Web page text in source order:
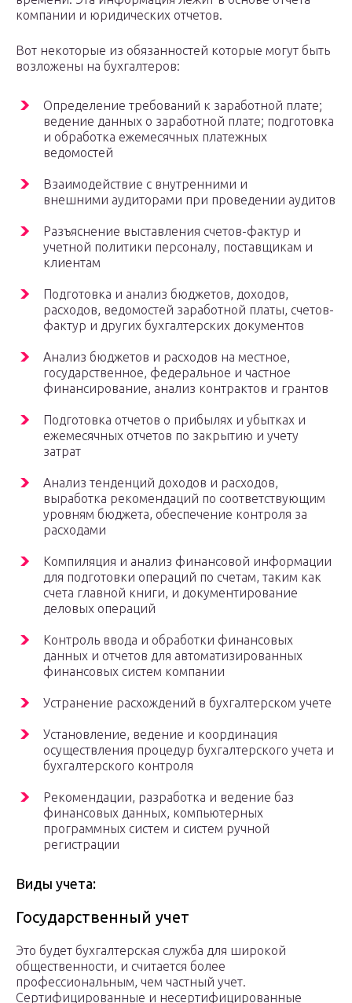
компании и юридических отчетов.
Вот некоторые из обязанностей которые могут быть
возложены на бухгалтеров:
Определение требований к заработной плате;
ведение данных о заработной плате; подготовка
и обработка ежемесячных платежных
ведомостей
Взаимодействие с внутренними и
внешними аудиторами при проведении аудитов
Разъяснение выставления счетов-фактур и
учетной политики персоналу, поставщикам и
клиентам
Подготовка и анализ бюджетов, доходов,
расходов, ведомостей заработной платы, счетов-
фактур и других бухгалтерских документов
Анализ бюджетов и расходов на местное,
государственное, федеральное и частное
финансирование, анализ контрактов и грантов
Подготовка отчетов о прибылях и убытках и
ежемесячных отчетов по закрытию и учету
затрат
Анализ тенденций доходов и расходов,
выработка рекомендаций по соответствующим
уровням бюджета, обеспечение контроля за
расходами
Компиляция и анализ финансовой информации
для подготовки операций по счетам, таким как
счета главной книги, и документирование
деловых операций
Контроль ввода и обработки финансовых
данных и отчетов для автоматизированных
финансовых систем компании
Устранение расхождений в бухгалтерском учете
Установление, ведение и координация
осуществления процедур бухгалтерского учета и
бухгалтерского контроля
Рекомендации, разработка и ведение баз
финансовых данных, компьютерных
программных систем и систем ручной
регистрации
Виды учета:
Государственный учет
Это будет бухгалтерская служба для широкой
общественности, и считается более
профессиональным, чем частный учет.
Сертифицированные и несертифицированные